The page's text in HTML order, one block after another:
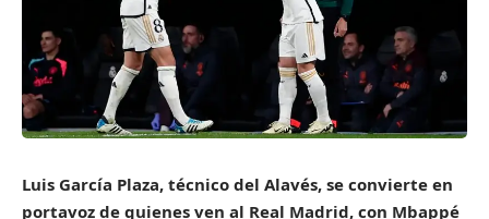
Luis García Plaza, técnico del Alavés, se convierte en
portavoz de quienes ven al Real Madrid, con Mbappé